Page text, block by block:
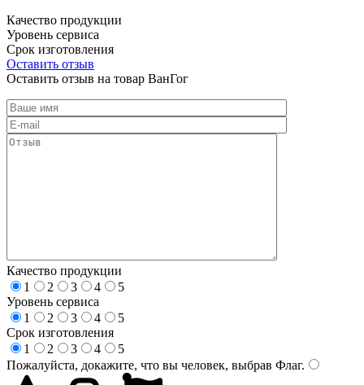
Качество продукции
Уровень сервиса
Срок изготовления
Оставить отзыв
Оставить отзыв на товар ВанГог
Качество продукции
1
2 3 4
5
Уровень сервиса
1
2 3 4
5
Срок изготовления
1
2 3 4
5
Пожалуйста, докажите, что вы человек, выбрав Флаг.